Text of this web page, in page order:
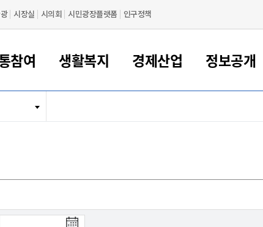
시장실 시의회 시민광장플랫폼 인구정책
저당권 설정/말소 등록
참여
의민원
칭찬합시다
생활복지
자금대출이자지원
시민정보화교육
수질검사
시외버스/고속버스
경제산업
제 공지/서식
강소연구개발특구
청년뜰(청년센터/창업센터)
군산시사회적경제지원센터
공장 검색
정보공개
2024년도 통계
수상현황
행정구역/행정지도
부서별 팩스번호
부서소